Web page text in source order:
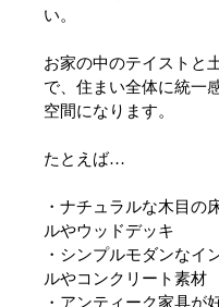
い。
お家の中のテイストと
で、住まい全体に統一
空間になります。
たとえば…
・ナチュラルな木目の
ルやウッドデッキ
・シンプルモダンなイ
ルやコンクリート素材
・アンティーク家具が